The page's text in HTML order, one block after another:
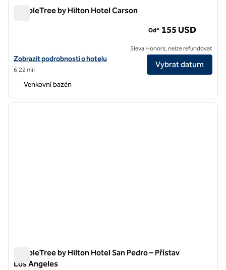
DoubleTree by Hilton Hotel Carson
Zobrazit detaily hotelu DoubleTree by Hilton Hotel Carson
Zobrazit podrobnosti o hotelu
6,22 mil
Od* 155 USD
Sleva Honors, nelze refundovat
Vybrat datum
Venkovní bazén
1 z 12
další
DoubleTree by Hilton Hotel San Pedro – Přístav
Los Angeles